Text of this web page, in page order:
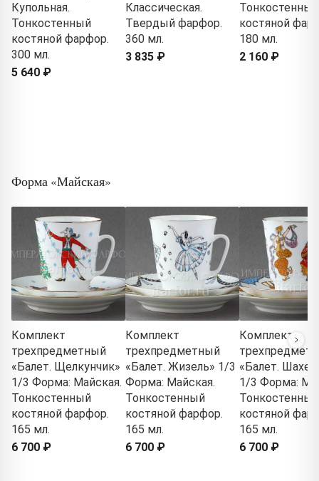
Купольная.
Тонкостенный
костяной фарфор.
300 мл.
5 640 ₽
Классическая.
Твердый фарфор.
360 мл.
3 835 ₽
Тонкостенный
костяной
180 мл.
2 160 ₽
Форма «Майская»
Комплект
трехпредметный
«Балет. Щелкунчик»
1/3 Форма: Майская.
Тонкостенный
костяной фарфор.
165 мл.
6 700 ₽
Комплект
трехпредметный
«Балет. Жизель» 1/3
Форма: Майская.
Тонкостенный
костяной фарфор.
165 мл.
6 700 ₽
Комплект
«Балет.
1/3 Форма:
Тонкостенный
костяной
165 мл.
6 700 ₽